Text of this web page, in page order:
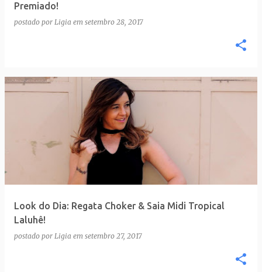
Premiado!
postado por Ligia em setembro 28, 2017
Look do Dia: Regata Choker & Saia Midi Tropical
Laluhê!
postado por Ligia em setembro 27, 2017